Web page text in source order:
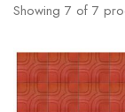
Showing 7 of 7